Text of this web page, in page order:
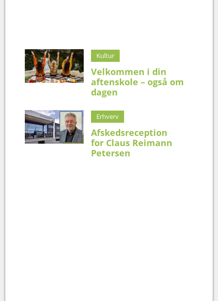
Kultur
Velkommen i din
aftenskole – også om
dagen
Erhverv
Afskedsreception
for Claus Reimann
Petersen